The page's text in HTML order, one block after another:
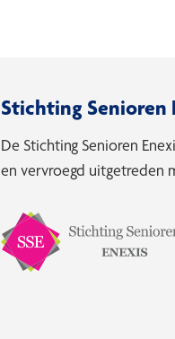
Stichting Senioren
De Stichting Senioren
en vervroegd uitgetreden